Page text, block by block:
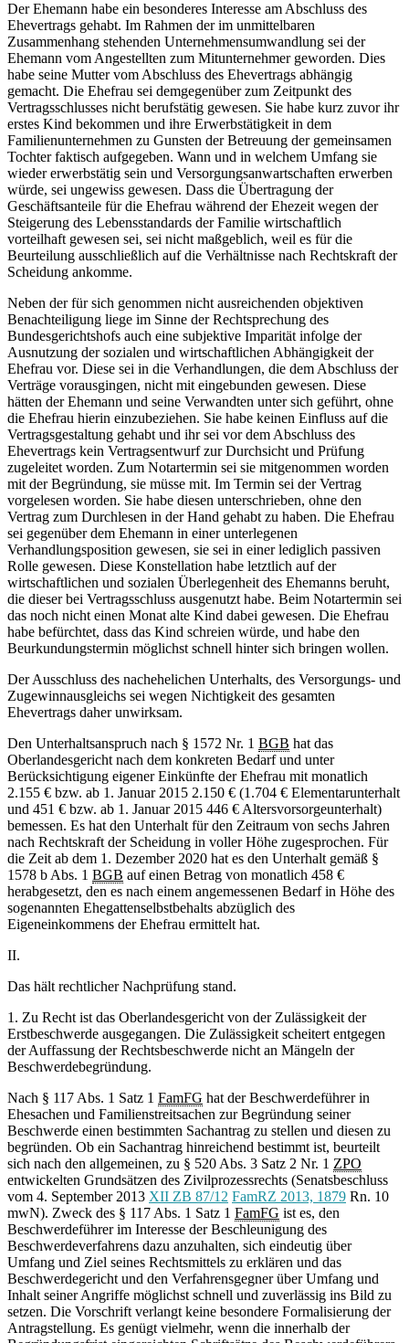
Der Ehemann habe ein besonderes Interesse am Abschluss des
Ehevertrags gehabt. Im Rahmen der im unmittelbaren
Zusammenhang stehenden Unternehmensumwandlung sei der
Ehemann vom Angestellten zum Mitunternehmer geworden. Dies
habe seine Mutter vom Abschluss des Ehevertrags abhängig
gemacht. Die Ehefrau sei demgegenüber zum Zeitpunkt des
Vertragsschlusses nicht berufstätig gewesen. Sie habe kurz zuvor ihr
erstes Kind bekommen und ihre Erwerbstätigkeit in dem
Familienunternehmen zu Gunsten der Betreuung der gemeinsamen
Tochter faktisch aufgegeben. Wann und in welchem Umfang sie
wieder erwerbstätig sein und Versorgungsanwartschaften erwerben
würde, sei ungewiss gewesen. Dass die Übertragung der
Geschäftsanteile für die Ehefrau während der Ehezeit wegen der
Steigerung des Lebensstandards der Familie wirtschaftlich
vorteilhaft gewesen sei, sei nicht maßgeblich, weil es für die
Beurteilung ausschließlich auf die Verhältnisse nach Rechtskraft der
Scheidung ankomme.
Neben der für sich genommen nicht ausreichenden objektiven
Benachteiligung liege im Sinne der Rechtsprechung des
Bundesgerichtshofs auch eine subjektive Imparität infolge der
Ausnutzung der sozialen und wirtschaftlichen Abhängigkeit der
Ehefrau vor. Diese sei in die Verhandlungen, die dem Abschluss der
Verträge vorausgingen, nicht mit eingebunden gewesen. Diese
hätten der Ehemann und seine Verwandten unter sich geführt, ohne
die Ehefrau hierin einzubeziehen. Sie habe keinen Einfluss auf die
Vertragsgestaltung gehabt und ihr sei vor dem Abschluss des
Ehevertrags kein Vertragsentwurf zur Durchsicht und Prüfung
zugeleitet worden. Zum Notartermin sei sie mitgenommen worden
mit der Begründung, sie müsse mit. Im Termin sei der Vertrag
vorgelesen worden. Sie habe diesen unterschrieben, ohne den
Vertrag zum Durchlesen in der Hand gehabt zu haben. Die Ehefrau
sei gegenüber dem Ehemann in einer unterlegenen
Verhandlungsposition gewesen, sie sei in einer lediglich passiven
Rolle gewesen. Diese Konstellation habe letztlich auf der
wirtschaftlichen und sozialen Überlegenheit des Ehemanns beruht,
die dieser bei Vertragsschluss ausgenutzt habe. Beim Notartermin sei
das noch nicht einen Monat alte Kind dabei gewesen. Die Ehefrau
habe befürchtet, dass das Kind schreien würde, und habe den
Beurkundungstermin möglichst schnell hinter sich bringen wollen.
Der Ausschluss des nachehelichen Unterhalts, des Versorgungs- und
Zugewinnausgleichs sei wegen Nichtigkeit des gesamten
Ehevertrags daher unwirksam.
Den Unterhaltsanspruch nach § 1572 Nr. 1 BGB hat das
Oberlandesgericht nach dem konkreten Bedarf und unter
Berücksichtigung eigener Einkünfte der Ehefrau mit monatlich
2.155 € bzw. ab 1. Januar 2015 2.150 € (1.704 € Elementarunterhalt
und 451 € bzw. ab 1. Januar 2015 446 € Altersvorsorgeunterhalt)
bemessen. Es hat den Unterhalt für den Zeitraum von sechs Jahren
nach Rechtskraft der Scheidung in voller Höhe zugesprochen. Für
die Zeit ab dem 1. Dezember 2020 hat es den Unterhalt gemäß §
1578 b Abs. 1 BGB auf einen Betrag von monatlich 458 €
herabgesetzt, den es nach einem angemessenen Bedarf in Höhe des
sogenannten Ehegattenselbstbehalts abzüglich des
Eigeneinkommens der Ehefrau ermittelt hat.
II.
Das hält rechtlicher Nachprüfung stand.
1. Zu Recht ist das Oberlandesgericht von der Zulässigkeit der
Erstbeschwerde ausgegangen. Die Zulässigkeit scheitert entgegen
der Auffassung der Rechtsbeschwerde nicht an Mängeln der
Beschwerdebegründung.
Nach § 117 Abs. 1 Satz 1 FamFG hat der Beschwerdeführer in
Ehesachen und Familienstreitsachen zur Begründung seiner
Beschwerde einen bestimmten Sachantrag zu stellen und diesen zu
begründen. Ob ein Sachantrag hinreichend bestimmt ist, beurteilt
sich nach den allgemeinen, zu § 520 Abs. 3 Satz 2 Nr. 1 ZPO
entwickelten Grundsätzen des Zivilprozessrechts (Senatsbeschluss
vom 4. September 2013 XII ZB 87/12 FamRZ 2013, 1879 Rn. 10
mwN). Zweck des § 117 Abs. 1 Satz 1 FamFG ist es, den
Beschwerdeführer im Interesse der Beschleunigung des
Beschwerdeverfahrens dazu anzuhalten, sich eindeutig über
Umfang und Ziel seines Rechtsmittels zu erklären und das
Beschwerdegericht und den Verfahrensgegner über Umfang und
Inhalt seiner Angriffe möglichst schnell und zuverlässig ins Bild zu
setzen. Die Vorschrift verlangt keine besondere Formalisierung der
Antragstellung. Es genügt vielmehr, wenn die innerhalb der